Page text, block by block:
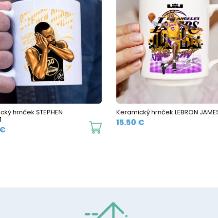
options
may
chosen
product
page
hrnček STEPHEN
€
This
options
Keramický hrnček LEBRON
15.50 €